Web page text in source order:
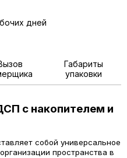
дней
Габариты
упаковки
с накопителем и
собой универсальное
пространства в